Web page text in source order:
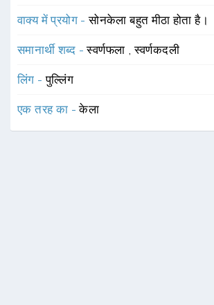
वाक्य में प्रयोग -सोनकेला बहुत मीठा होता है।
समानार्थी शब्द -स्वर्णफला ,स्वर्णकदली
लिंग -पुल्लिंग
एक तरह का -केला